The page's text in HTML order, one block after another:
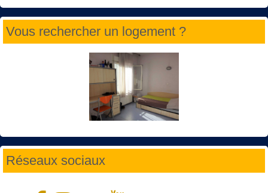
Vous rechercher un logement ?
Réseaux sociaux